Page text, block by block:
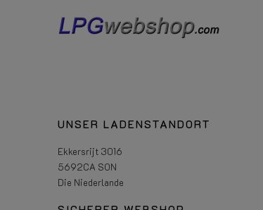
UNSER LADENSTANDORT
Ekkersrijt 3016
5692CA SON
Die Niederlande